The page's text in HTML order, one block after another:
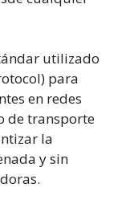
utilizado
para
en redes
de transporte
la
y sin